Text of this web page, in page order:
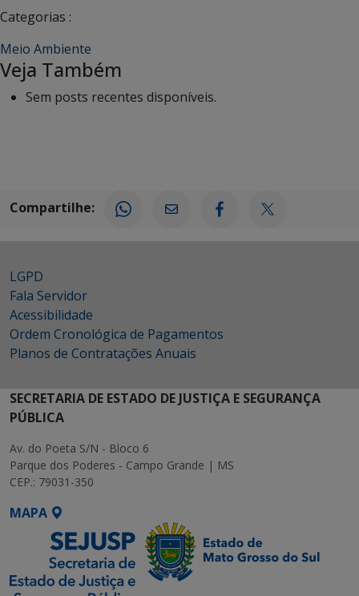
Categorias :
Meio Ambiente
Veja Também
Sem posts recentes disponíveis.
Compartilhe:
LGPD
Fala Servidor
Acessibilidade
Ordem Cronológica de Pagamentos
Planos de Contratações Anuais
SECRETARIA DE ESTADO DE JUSTIÇA E SEGURANÇA
PÚBLICA
Av. do Poeta S/N - Bloco 6
Parque dos Poderes - Campo Grande | MS
CEP.: 79031-350
MAPA